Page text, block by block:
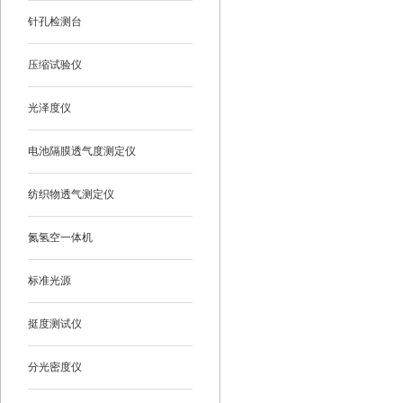
针孔检测台
压缩试验仪
光泽度仪
电池隔膜透气度测定仪
纺织物透气测定仪
氮氢空一体机
标准光源
挺度测试仪
分光密度仪